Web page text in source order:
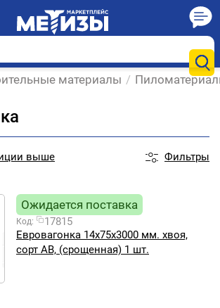
материалы /
выше Фильтры
Ожидается поставка
Код:
17815
Евровагонка 14х75х3000 мм. хвоя,
сорт АВ, (срощенная) 1 шт.